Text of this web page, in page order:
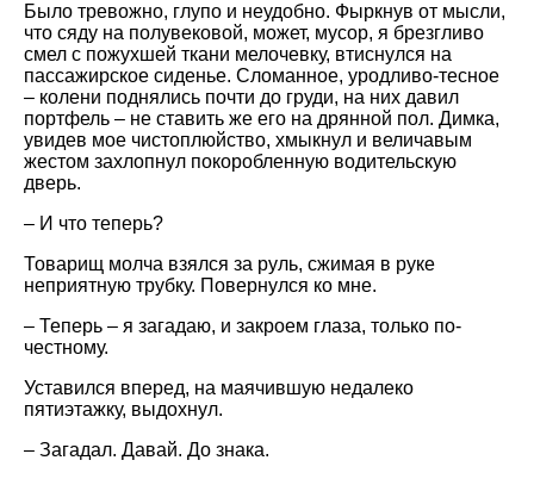
Было тревожно, глупо и неудобно. Фыркнув от мысли,
что сяду на полувековой, может, мусор, я брезгливо
смел с пожухшей ткани мелочевку, втиснулся на
пассажирское сиденье. Сломанное, уродливо-тесное
– колени поднялись почти до груди, на них давил
портфель – не ставить же его на дрянной пол. Димка,
увидев мое чистоплюйство, хмыкнул и величавым
жестом захлопнул покоробленную водительскую
дверь.
– И что теперь?
Товарищ молча взялся за руль, сжимая в руке
неприятную трубку. Повернулся ко мне.
– Теперь – я загадаю, и закроем глаза, только по-
честному.
Уставился вперед, на маячившую недалеко
пятиэтажку, выдохнул.
– Загадал. Давай. До знака.